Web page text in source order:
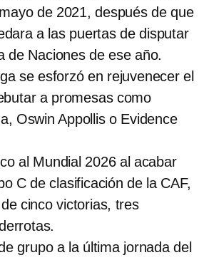
de 2021, después de que
a las puertas de disputar
de Naciones de ese año.
se esforzó en rejuvenecer el
a promesas como
Oswin Appollis o Evidence
al Mundial 2026 al acabar
C de clasificación de la CAF,
cinco victorias, tres
grupo a la última jornada del